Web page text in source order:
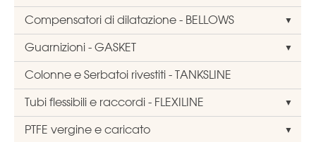
Compensatori di dilatazione - BELLOWS
Guarnizioni - GASKET
Colonne e Serbatoi rivestiti - TANKSLINE
Tubi flessibili e raccordi - FLEXILINE
PTFE vergine e caricato